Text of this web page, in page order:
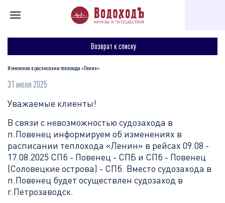
Главная Для туристов Полезное
Возврат к списку
Изменения в расписании теплохода «Ленин»
31 июля 2025
Уважаемые клиенты!
В связи с невозможностью судозахода в
п.Повенец информируем об изменениях в
расписании теплохода «Ленин» в рейсах 09.08 -
17.08.2025 СПб - Повенец - СПБ и СПб - Повенец
(Соловецкие острова) - СПб. Вместо судозахода в
п.Повенец будет осуществлен судозаход в
г.Петрозаводск.